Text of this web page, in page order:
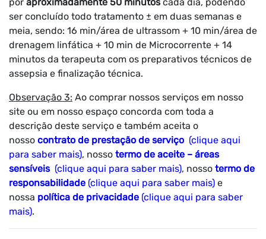
ser concluído todo tratamento ± em duas semanas e
meia, sendo: 16 min/área de ultrassom + 10 min/área de
drenagem linfática + 10 min de Microcorrente + 14
minutos da terapeuta com os preparativos técnicos de
assepsia e finalização técnica.
Observação 3: Ao comprar nossos serviços em nosso
site ou em nosso espaço concorda com toda a
descrição deste serviço e também aceita o
nosso contrato de prestação de serviço (clique aqui
para saber mais), nosso termo de aceite – áreas
sensíveis(clique aqui para saber mais), nosso termo de
responsabilidade (clique aqui para saber mais) e
nossa política de privacidade (clique aqui para saber
mais).